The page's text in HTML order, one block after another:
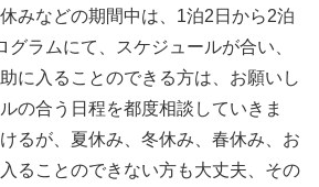
みなどの期間中は、1泊2日から2泊
ラムにて、スケジュールが合い、
に入ることのできる方は、お願いし
の合う日程を都度相談していきま
るが、夏休み、冬休み、春休み、お
ることのできない方も大丈夫、その